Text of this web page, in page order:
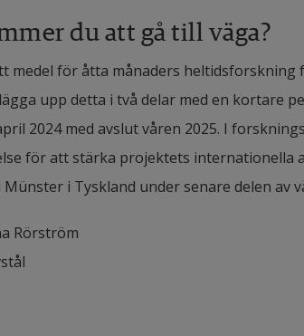
du att gå till väga?
medel för åtta månaders
upp detta i två delar med en kortare
2024 med avslut våren 2025. I
för att stärka projektets internationella
i Tyskland under senare delen av
Rörström